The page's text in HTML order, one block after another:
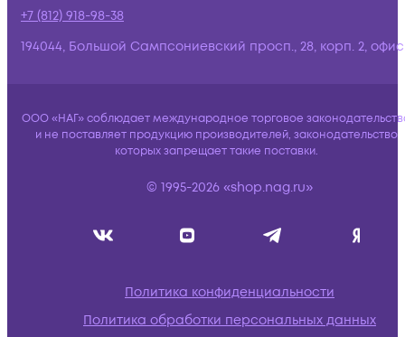
+7 (812) 918-98-38
194044, Большой Сампсониевский просп., 28, корп. 2,
ООО «НАГ» соблюдает международное торговое
и не поставляет продукцию производителей, законодательство
которых запрещает такие поставки.
© 1995-2026 «shop.nag.ru»
Политика конфиденциальности
Политика обработки персональных данных